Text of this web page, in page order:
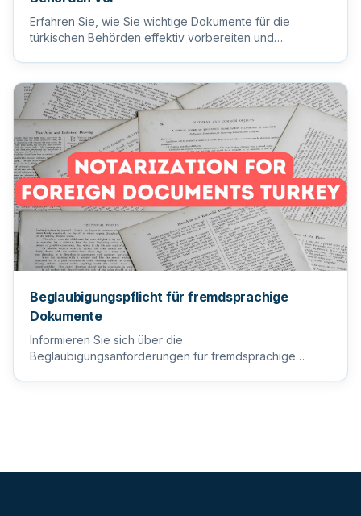
Erfahren Sie, wie Sie wichtige Dokumente für die
türkischen Behörden effektiv vorbereiten und
Beglaubigungspflicht für fremdsprachige
Dokumente
Informieren Sie sich über die
Beglaubigungsanforderungen für fremdsprachige